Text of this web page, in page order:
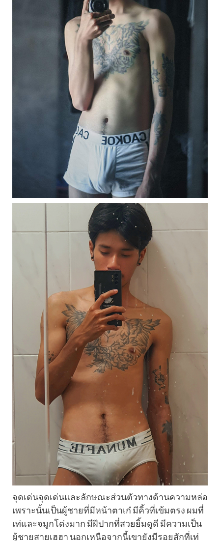
จุดเด่นจุดเด่นและลักษณะส่วนตัวทางด้านความหล่อ
เพราะนั้นเป็นผู้ชายที่มีหน้าตาเก๋ มีคิ้วที่เข้มตรง ผมที่
เท่และจมูกโด่งมาก มีฝีปากที่สวยยิ้มดูดี มีความเป็น
ผู้ชายสายเฮฮา นอกเหนือจากนี้เขายังมีรอยสักที่เท่